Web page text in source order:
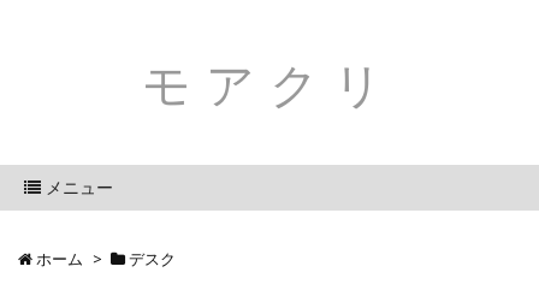
モアクリ
メニュー
ホーム > デスク